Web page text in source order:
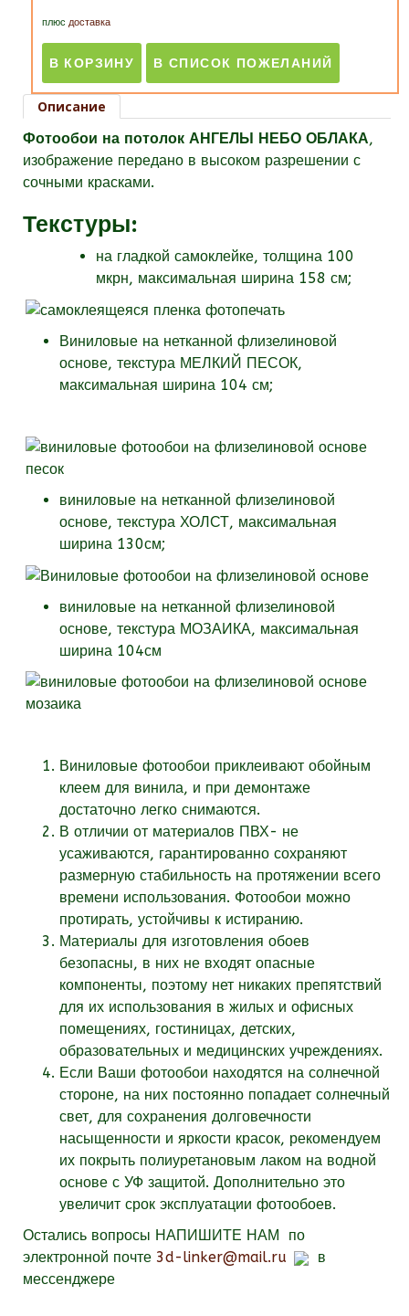
плюс доставка
Описание
Фотообои на потолок АНГЕЛЫ НЕБО ОБЛАКА,
изображение передано в высоком разрешении с
сочными красками.
Текстуры:
на гладкой самоклейке, толщина 100
мкрн, максимальная ширина 158 см;
Виниловые на нетканной флизелиновой
основе, текстура МЕЛКИЙ ПЕСОК,
максимальная ширина 104 см;
виниловые на нетканной флизелиновой
основе, текстура ХОЛСТ, максимальная
ширина 130см;
виниловые на нетканной флизелиновой
основе, текстура МОЗАИКА, максимальная
ширина 104см
Виниловые фотообои приклеивают обойным
клеем для винила, и при демонтаже
достаточно легко снимаются.
В отличии от материалов ПВХ- не
усаживаются, гарантированно сохраняют
размерную стабильность на протяжении всего
времени использования. Фотообои можно
протирать, устойчивы к истиранию.
Материалы для изготовления обоев
безопасны, в них не входят опасные
компоненты, поэтому нет никаких препятствий
для их использования в жилых и офисных
помещениях, гостиницах, детских,
образовательных и медицинских учреждениях.
Если Ваши фотообои находятся на солнечной
стороне, на них постоянно попадает солнечный
свет, для сохранения долговечности
насыщенности и яркости красок, рекомендуем
их покрыть полиуретановым лаком на водной
основе с УФ защитой. Дополнительно это
увеличит срок эксплуатации фотообоев.
Остались вопросы НАПИШИТЕ НАМ
по
электронной почте 3d-linker@mail.ru
в
мессенджере